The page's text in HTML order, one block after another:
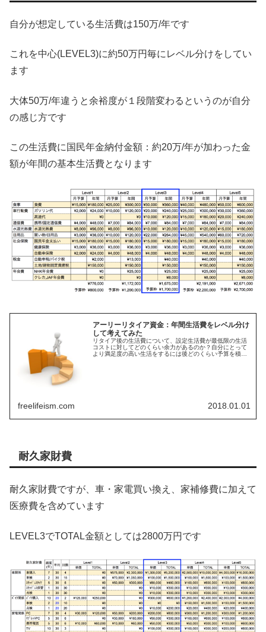
自分が想定している生活費は150万/年です
これを中心(LEVEL3)に約50万円毎にレベル分けをしてい
ます
大体50万/年違うと余裕度が１段階変わるというのが自分
の感じ方です
この生活費に国民年金納付金額：約20万/年が加わった金
額が年間の基本生活費となります
アーリーリタイア資金：年間生活費をレベル分け
して考えてみた
リタイア後の生活費について、設定生活費が最低限の生活
コストに対してどのくらい余力があるのか？自分にとって
より満足度の高い生活をするには後どのくらい予算を積み
freelifeism.com 2018.01.01
耐久家財費
耐久家財費ですが、車・家電買い換え、家補修費に加えて
医療費を含めています
LEVEL3でTOTAL金額としては2800万円です